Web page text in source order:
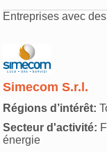
Entreprises avec
Simecom S.r.l.
Régions d’intérêt:
Secteur d'activité:
énergie